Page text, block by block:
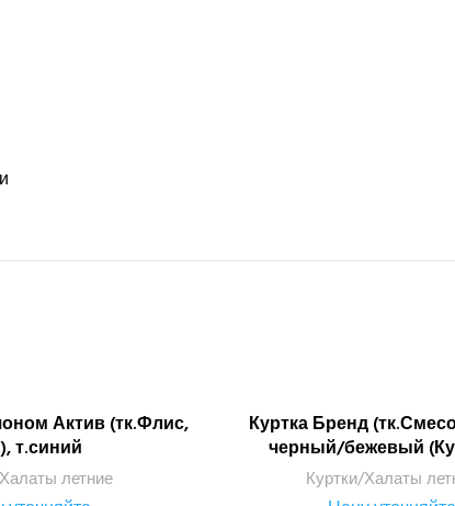
Актив (тк.Флис,
т.синий
летние
ПОДРОБНЕЕ
Куртка Бренд
черный/бежевый
Куртки/Халаты